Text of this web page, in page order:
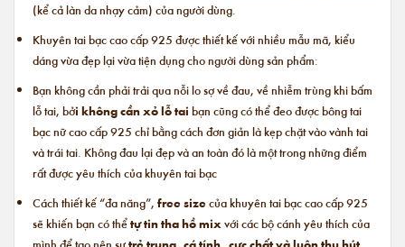
(kể cả làn da nhạy cảm) của người dùng.
Khuyên tai bạc cao cấp 925 được thiết kế với nhiều mẫu mã, kiểu
dáng vừa đẹp lại vừa tiện dụng cho người dùng sản phẩm:
Bạn không cần phải trải qua nỗi lo sợ về đau, về nhiễm trùng khi bấm
lỗ tai, bởi không cần xỏ lỗ tai bạn cũng có thể đeo đượcbông tai
bạc nữ cao cấp925 chỉ bằng cách đơn giản là kẹp chặt vào vành tai
và trái tai. Không đau lại đẹp và an toàn đó là một trong những điểm
rất được yêu thích của khuyên tai bạc
Cách thiết kế “đa năng”, free sizecủa khuyên tai bạc cao cấp 925
sẽ khiến bạn có thểtự tin tha hồ mixvới các bộ cánh yêu thích của